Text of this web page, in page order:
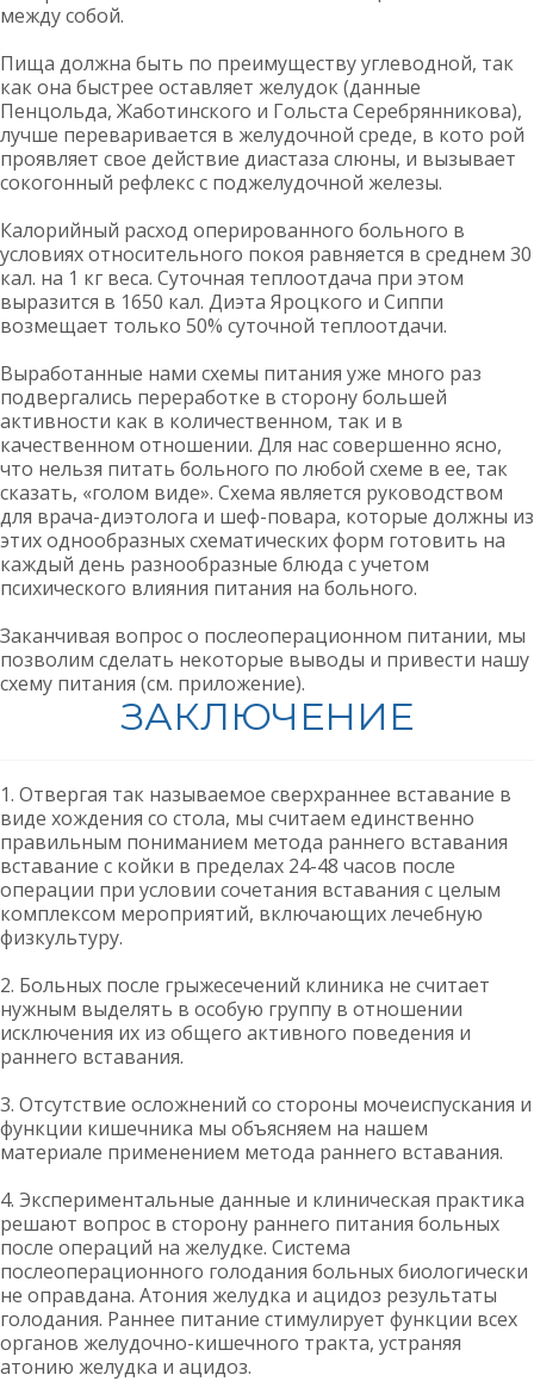
между собой.
Пища должна быть по преимуществу углеводной, так
как она быстрее оставляет желудок (данные
Пенцольда, Жаботинского и Гольста Серебрянникова),
лучше переваривается в желудочной среде, в кото рой
проявляет свое действие диастаза слюны, и вызывает
сокогонный рефлекс с поджелудочной железы.
Калорийный расход оперированного больного в
условиях относительного покоя равняется в среднем 30
кал. на 1 кг веса. Суточная теплоотдача при этом
выразится в 1650 кал. Диэта Яроцкого и Сиппи
возмещает только 50% суточной теплоотдачи.
Выработанные нами схемы питания уже много раз
подвергались переработке в сторону большей
активности как в количественном, так и в
качественном отношении. Для нас совершенно ясно,
что нельзя питать больного по любой схеме в ее, так
сказать, «голом виде». Схема является руководством
для врача-диэтолога и шеф-повара, которые должны из
этих однообразных схематических форм готовить на
каждый день разнообразные блюда с учетом
психического влияния питания на больного.
Заканчивая вопрос о послеоперационном питании, мы
позволим сделать некоторые выводы и привести нашу
схему питания (см. приложение).
ЗАКЛЮЧЕНИЕ
1. Отвергая так называемое сверхраннее вставание в
виде хождения со стола, мы считаем единственно
правильным пониманием метода раннего вставания
вставание с койки в пределах 24-48 часов после
операции при условии сочетания вставания с целым
комплексом мероприятий, включающих лечебную
физкультуру.
2. Больных после грыжесечений клиника не считает
нужным выделять в особую группу в отношении
исключения их из общего активного поведения и
раннего вставания.
3. Отсутствие осложнений со стороны мочеиспускания и
функции кишечника мы объясняем на нашем
материале применением метода раннего вставания.
4. Экспериментальные данные и клиническая практика
решают вопрос в сторону раннего питания больных
после операций на желудке. Система
послеоперационного голодания больных биологически
не оправдана. Атония желудка и ацидоз результаты
голодания. Раннее питание стимулирует функции всех
органов желудочно-кишечного тракта, устраняя
атонию желудка и ацидоз.